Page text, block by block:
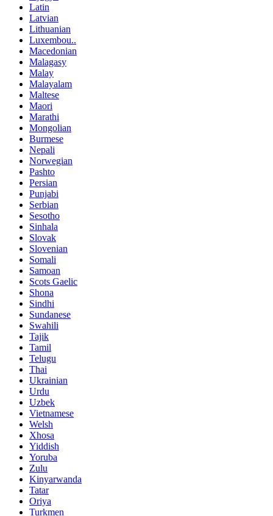
Latin
Latvian
Lithuanian
Luxembou..
Macedonian
Malagasy
Malay
Malayalam
Maltese
Maori
Marathi
Mongolian
Burmese
Nepali
Norwegian
Pashto
Persian
Punjabi
Serbian
Sesotho
Sinhala
Slovak
Slovenian
Somali
Samoan
Scots Gaelic
Shona
Sindhi
Sundanese
Swahili
Tajik
Tamil
Telugu
Thai
Ukrainian
Urdu
Uzbek
Vietnamese
Welsh
Xhosa
Yiddish
Yoruba
Zulu
Kinyarwanda
Tatar
Oriya
Turkmen